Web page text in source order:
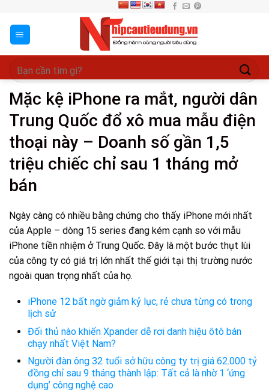
content
Mặc kệ iPhone ra mắt, người dân
Trung Quốc đổ xô mua mẫu điện
thoại này – Doanh số gần 1,5
triệu chiếc chỉ sau 1 tháng mở
bán
Ngày càng có nhiều bằng chứng cho thấy iPhone mới nhất
của Apple – dòng 15 series đang kém cạnh so với mẫu
iPhone tiền nhiệm ở Trung Quốc. Đây là một bước thụt lùi
của công ty có giá trị lớn nhất thế giới tại thị trường nước
ngoài quan trọng nhất của họ.
iPhone 12 bất ngờ giảm kỷ lục, rẻ chưa từng có trong
lịch sử
Đối thủ nào khiến Xpander dễ rơi danh hiệu ôtô bán
chạy nhất Việt Nam?
Người đàn ông 32 tuổi sở hữu công ty trị giá 62.000 tỷ
đồng chỉ sau 9 tháng thành lập: Tất cả là nhờ 1 ‘ứng
dụng’ công nghệ cao